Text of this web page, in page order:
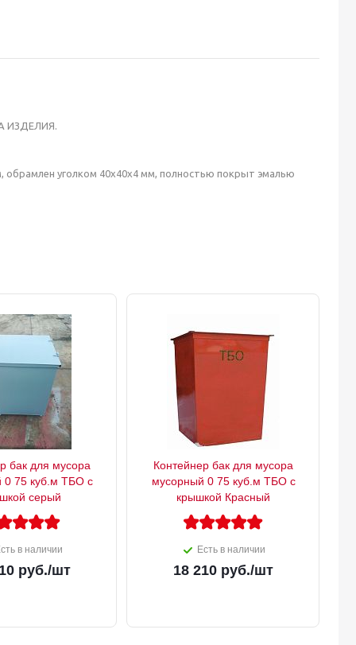
ИЗДЕЛИЯ.
обрамлен уголком 40х40х4 мм, полностью покрыт эмалью
бак для мусора
0 75 куб.м ТБО с
серый
в наличии
руб./шт
Контейнер бак для мусора
мусорный 0 75 куб.м ТБО с
крышкой Красный
Есть в наличии
18 210 руб./шт